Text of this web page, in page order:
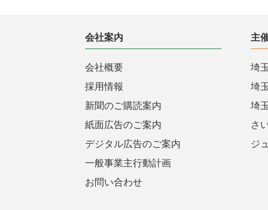
会社案内
会社概要
採用情報
新聞のご購読案内
紙面広告のご案内
デジタル広告のご案内
一般事業主行動計画
お問い合わせ
主
埼
埼
埼
さ
ジ